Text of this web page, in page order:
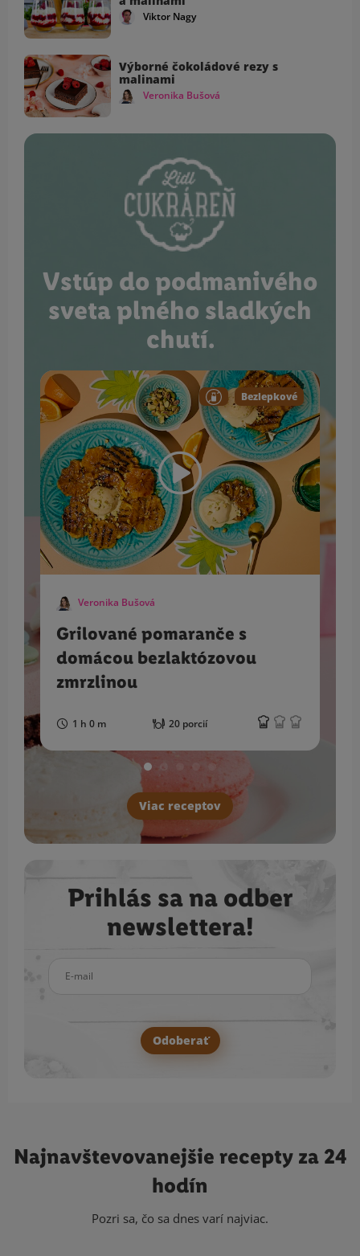
Viktor Nagy
Výborné čokoládové rezy s
malinami
Veronika Bušová
Vstúp do podmanivého
sveta plného sladkých
chutí.
Bezlepkové
Veronika Bušová
Grilované pomaranče s
domácou bezlaktózovou
zmrzlinou
1 h 0 m 20 porcií
Viac receptov
Prihlás sa na odber
newslettera!
Odoberať
Najnavštevovanejšie recepty za 24
hodín
Pozri sa, čo sa dnes varí najviac.